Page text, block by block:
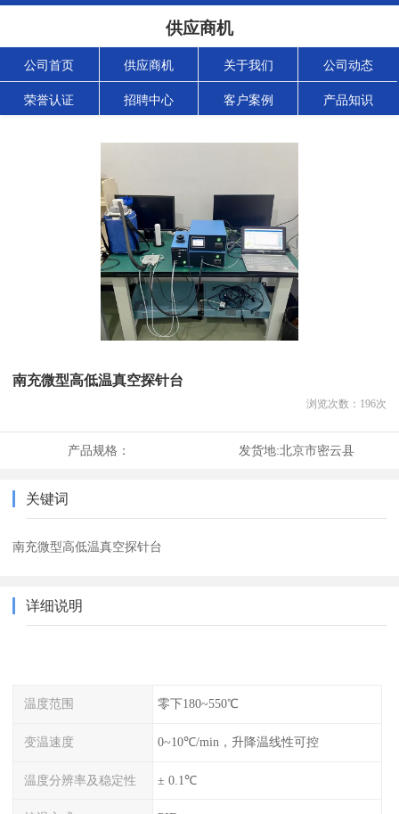
供应商机
公司首页 供应商机 关于我们 公司动态
荣誉认证 招聘中心 客户案例 产品知识
南充微型高低温真空探针台
浏览次数： 196次
产品规格： 发货地:北京市密云县
关键词
南充微型高低温真空探针台
详细说明
温度范围 零下180~550℃
变温速度 0~10℃/min，升降温线性可控
温度分辨率及稳定性 ± 0.1℃